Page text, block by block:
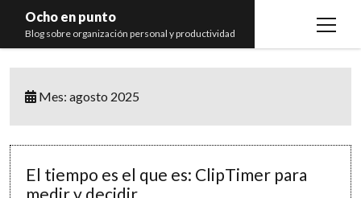
Ocho en punto
Blog sobre organización personal y productividad
open
Libros
Mes:agosto 2025
El tiempo es el que es: ClipTimer para
medir y decidir